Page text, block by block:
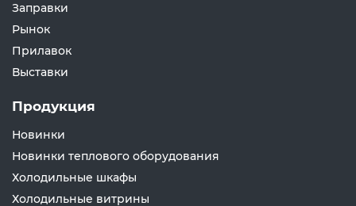
Заправки
Рынок
Прилавок
Выставки
Продукция
Новинки
Новинки теплового оборудования
Холодильные шкафы
Холодильные витрины